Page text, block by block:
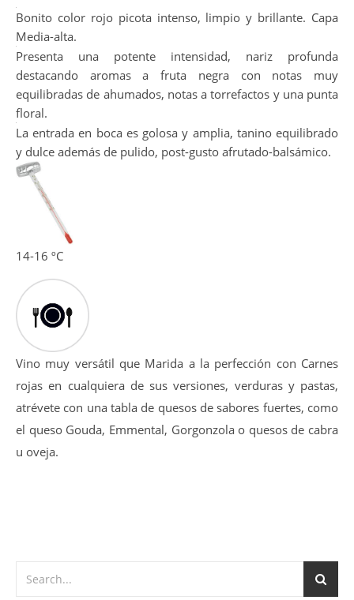
Bonito color rojo picota intenso, limpio y brillante. Capa
Media-alta.
Presenta una potente intensidad, nariz profunda
destacando aromas a fruta negra con notas muy
equilibradas de ahumados, notas a torrefactos y una punta
floral.
La entrada en boca es golosa y amplia, tanino equilibrado
y dulce además de pulido, post-gusto afrutado-balsámico.
14-16 ºC
Vino muy versátil que Marida a la perfección con Carnes
rojas en cualquiera de sus versiones, verduras y pastas,
atrévete con una tabla de quesos de sabores fuertes, como
el queso Gouda, Emmental, Gorgonzola o quesos de cabra
u oveja.